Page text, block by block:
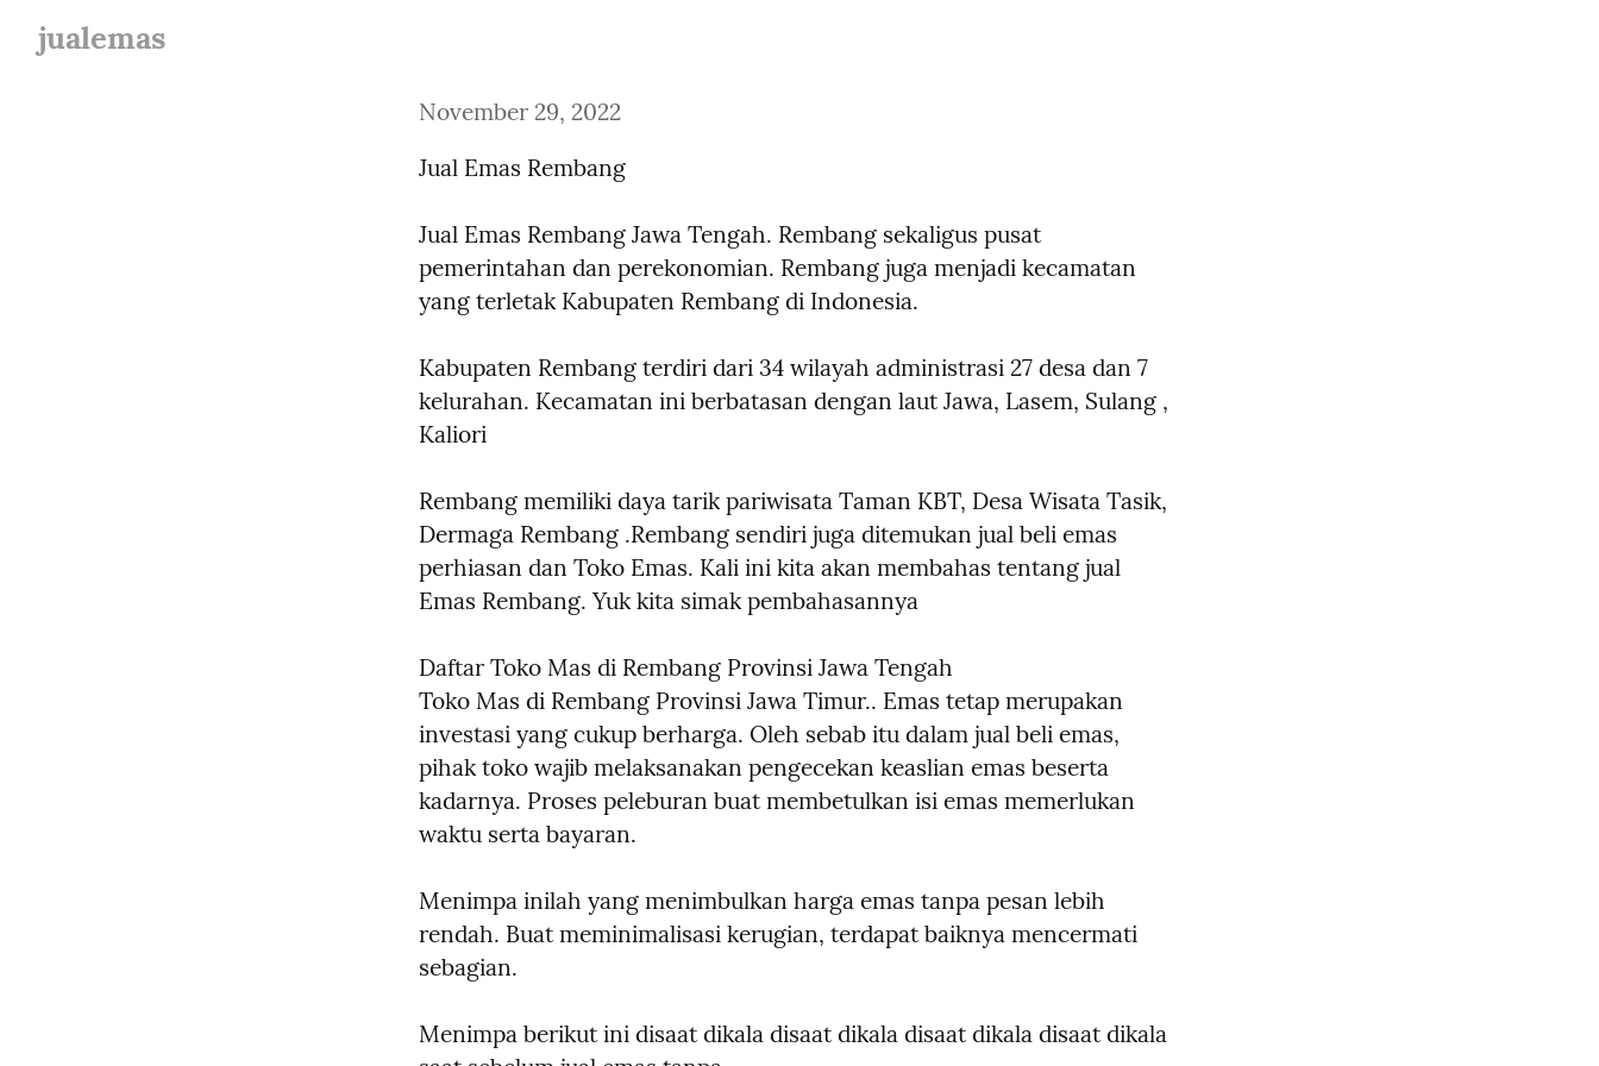
jualemas
November 29, 2022
Jual Emas Rembang
Jual Emas Rembang Jawa Tengah. Rembang sekaligus pusat
pemerintahan dan perekonomian. Rembang juga menjadi kecamatan
yang terletak Kabupaten Rembang di Indonesia.
Kabupaten Rembang terdiri dari 34 wilayah administrasi 27 desa dan 7
kelurahan. Kecamatan ini berbatasan dengan laut Jawa, Lasem, Sulang ,
Kaliori
Rembang memiliki daya tarik pariwisata Taman KBT, Desa Wisata Tasik,
Dermaga Rembang .Rembang sendiri juga ditemukan jual beli emas
perhiasan dan Toko Emas. Kali ini kita akan membahas tentang jual
Emas Rembang. Yuk kita simak pembahasannya
Daftar Toko Mas di Rembang Provinsi Jawa Tengah
Toko Mas di Rembang Provinsi Jawa Timur.. Emas tetap merupakan
investasi yang cukup berharga. Oleh sebab itu dalam jual beli emas,
pihak toko wajib melaksanakan pengecekan keaslian emas beserta
kadarnya. Proses peleburan buat membetulkan isi emas memerlukan
waktu serta bayaran.
Menimpa inilah yang menimbulkan harga emas tanpa pesan lebih
rendah. Buat meminimalisasi kerugian, terdapat baiknya mencermati
sebagian.
Menimpa berikut ini disaat dikala disaat dikala disaat dikala disaat dikala